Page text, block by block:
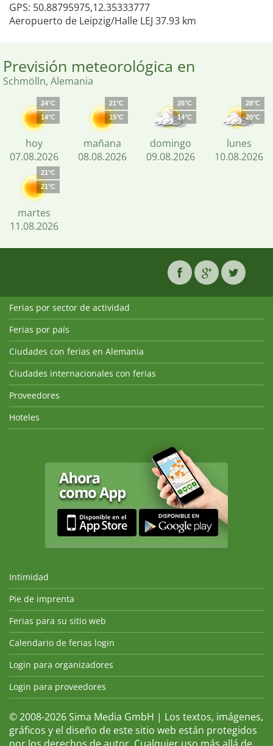
GPS: 50.88795975,12.35333777
Aeropuerto de Leipzig/Halle LEJ 37.93 km
Previsión meteorológica en
Schmölln, Alemania
24°C
14°C
hoy
07.08.2026
21°C
15°C
mañana
08.08.2026
26°C
14°C
domingo
09.08.2026
28°C
20°C
lunes
10.08.2026
21°C
21°C
martes
11.08.2026
Ferias por sector de actividad
Ferias por país
Ciudades con ferias en Alemania
Ciudades internacionales con ferias
Proveedores
Hoteles
Intimidad
Pie de imprenta
Ferias para su sitio web
Calendario de ferias login
Login para organizadores
Login para proveedores
© 2008-2026 Sima Media GmbH | Los textos, imágenes,
gráficos y el diseño de este sitio web están protegidos